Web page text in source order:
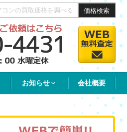
価格検索
お知らせ 会社概要